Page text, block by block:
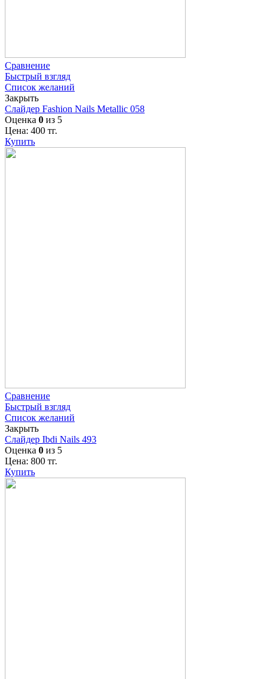
Сравнение
Быстрый взгляд
Список желаний
Закрыть
Слайдер Fashion Nails Metallic 058
Оценка 0 из 5
Цена: 400 тг.
Купить
Сравнение
Быстрый взгляд
Список желаний
Закрыть
Слайдер Ibdi Nails 493
Оценка 0 из 5
Цена: 800 тг.
Купить